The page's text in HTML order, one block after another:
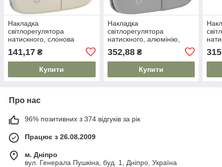
Накладка
світлорегулятора
натискного, слонова
Legrand
141,17 ₴
Купити
Накладка
світлорегулятора
натискного, алюмінію,
352,88₴
Купити
Про нас
96% позитивних з 374 відгуків за рік
Працює з 26.08.2009
м. Дніпро
вул. Генерала Пушкіна, буд. 1, Дніпро, Україна